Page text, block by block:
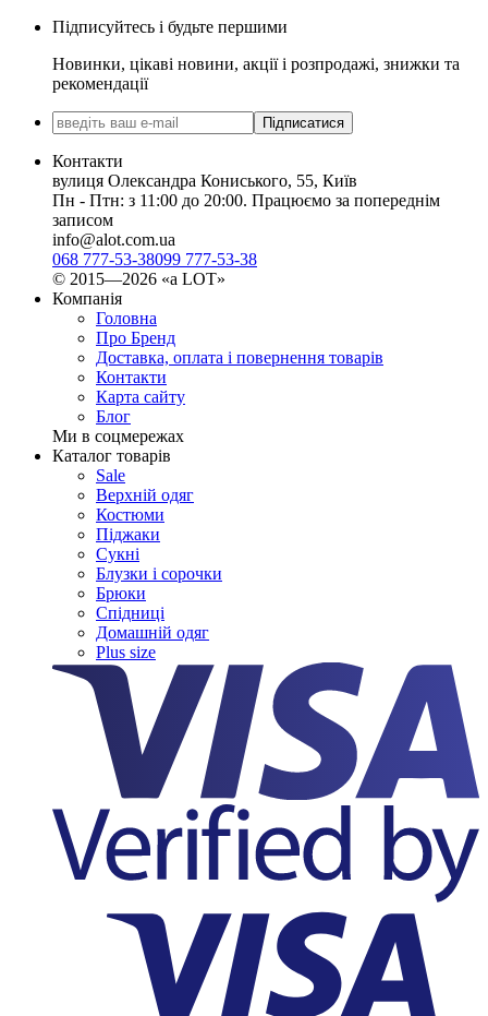
Підписуйтесь і будьте першими
Новинки, цікаві новини, акції і розпродажі, знижки та
рекомендації
Підписатися
Контакти
вулиця Олександра Кониського, 55, Київ
Пн - Птн: з 11:00 до 20:00. Працюємо за попереднім
записом
info@alot.com.ua
068 777-53-38099 777-53-38
© 2015—2026 «а LOT»
Компанія
Головна
Про Бренд
Доставка, оплата і повернення товарів
Контакти
Карта сайту
Блог
Ми в соцмережах
Каталог товарів
Sale
Верхній одяг
Костюми
Піджаки
Сукні
Блузки і сорочки
Брюки
Спідниці
Домашній одяг
Plus size